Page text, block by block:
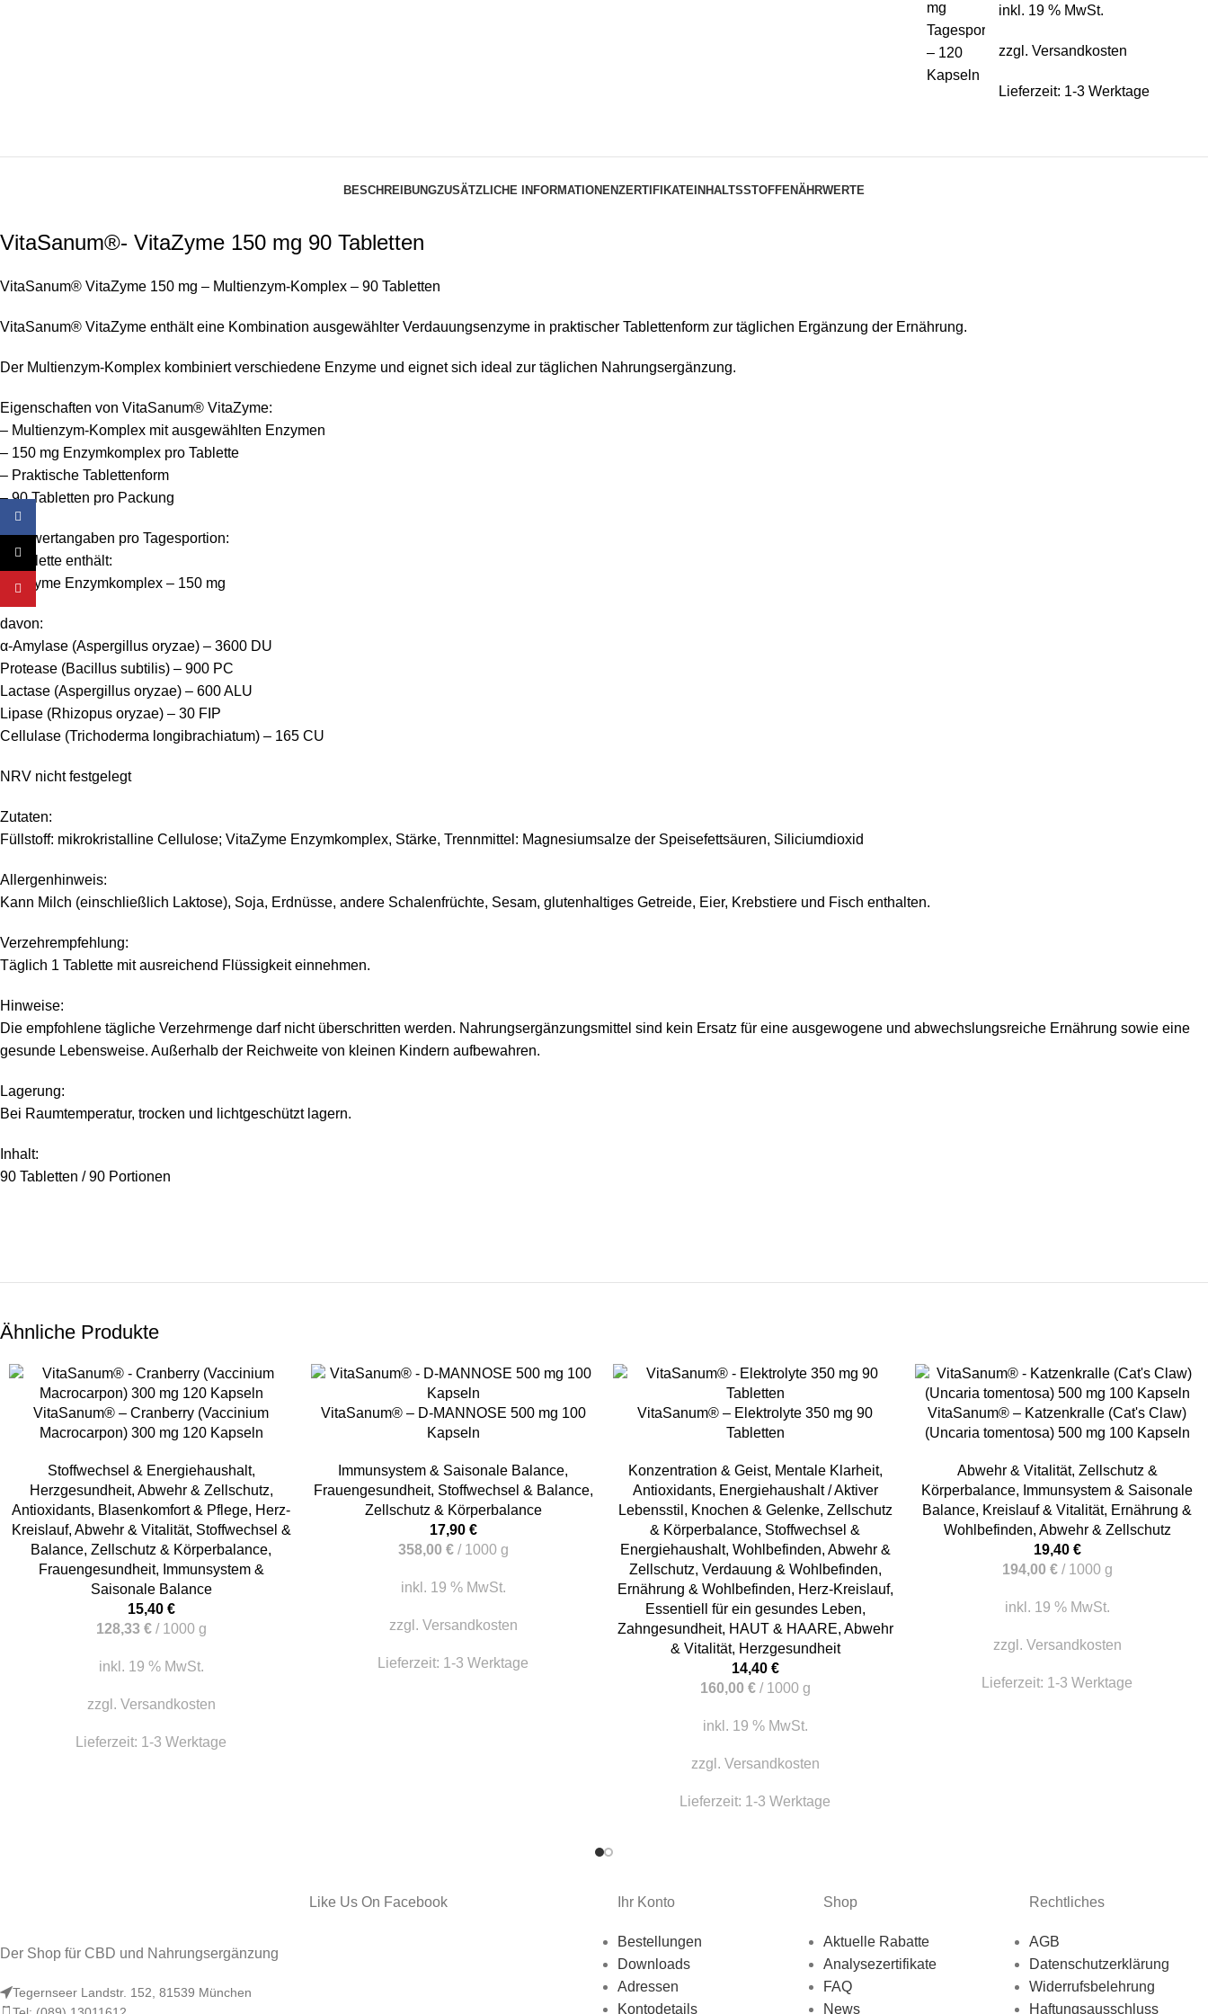
inkl. 19 % MwSt.
zzgl. Versandkosten
Lieferzeit: 1-3 Werktage
BESCHREIBUNGZUSÄTZLICHE INFORMATIONENZERTIFIKATE INHALTSSTOFFENÄHRWERTE
VitaSanum®- VitaZyme 150 mg 90 Tabletten
VitaSanum® VitaZyme 150 mg – Multienzym-Komplex – 90 Tabletten
VitaSanum® VitaZyme enthält eine Kombination ausgewählter Verdauungsenzyme in praktischer Tablettenform zur täglichen Ergänzung der Ernährung.
Der Multienzym-Komplex kombiniert verschiedene Enzyme und eignet sich ideal zur täglichen Nahrungsergänzung.
Eigenschaften von VitaSanum® VitaZyme:
– Multienzym-Komplex mit ausgewählten Enzymen
– 150 mg Enzymkomplex pro Tablette
– Praktische Tablettenform
– 90 Tabletten pro Packung
Nährwertangaben pro Tagesportion:
1 Tablette enthält:
VitaZyme Enzymkomplex – 150 mg
davon:
α-Amylase (Aspergillus oryzae) – 3600 DU
Protease (Bacillus subtilis) – 900 PC
Lactase (Aspergillus oryzae) – 600 ALU
Lipase (Rhizopus oryzae) – 30 FIP
Cellulase (Trichoderma longibrachiatum) – 165 CU
NRV nicht festgelegt
Zutaten:
Füllstoff: mikrokristalline Cellulose; VitaZyme Enzymkomplex, Stärke, Trennmittel: Magnesiumsalze der Speisefettsäuren, Siliciumdioxid
Allergenhinweis:
Kann Milch (einschließlich Laktose), Soja, Erdnüsse, andere Schalenfrüchte, Sesam, glutenhaltiges Getreide, Eier, Krebstiere und Fisch enthalten.
Verzehrempfehlung:
Täglich 1 Tablette mit ausreichend Flüssigkeit einnehmen.
Hinweise:
Die empfohlene tägliche Verzehrmenge darf nicht überschritten werden. Nahrungsergänzungsmittel sind kein Ersatz für eine ausgewogene und abwechslungsreiche Ernährung sowie eine
gesunde Lebensweise. Außerhalb der Reichweite von kleinen Kindern aufbewahren.
Lagerung:
Bei Raumtemperatur, trocken und lichtgeschützt lagern.
Inhalt:
90 Tabletten / 90 Portionen
Ähnliche Produkte
IN DEN WARENKORB
VitaSanum® – Cranberry (Vaccinium
Macrocarpon) 300 mg 120 Kapseln
Stoffwechsel & Energiehaushalt,
Herzgesundheit, Abwehr & Zellschutz,
Antioxidants, Blasenkomfort & Pflege, Herz-
Kreislauf, Abwehr & Vitalität, Stoffwechsel &
Balance, Zellschutz & Körperbalance,
Frauengesundheit, Immunsystem &
Saisonale Balance
15,40 €
128,33 €/ 1000 g
inkl. 19 % MwSt.
zzgl. Versandkosten
Lieferzeit: 1-3 Werktage
IN DEN WARENKORB
VitaSanum® – D-MANNOSE 500 mg 100
Kapseln
Immunsystem & Saisonale Balance,
Frauengesundheit, Stoffwechsel & Balance,
Zellschutz & Körperbalance
17,90 €
358,00 €/ 1000 g
inkl. 19 % MwSt.
zzgl. Versandkosten
Lieferzeit: 1-3 Werktage
IN DEN WARENKORB
VitaSanum® – Elektrolyte 350 mg 90
Tabletten
Konzentration & Geist, Mentale Klarheit,
Antioxidants, Energiehaushalt / Aktiver
Lebensstil , Knochen & Gelenke, Zellschutz
& Körperbalance, Stoffwechsel &
Energiehaushalt, Wohlbefinden, Abwehr &
Zellschutz, Verdauung & Wohlbefinden,
Ernährung & Wohlbefinden, Herz-Kreislauf,
Essentiell für ein gesundes Leben,
Zahngesundheit, HAUT & HAARE, Abwehr
& Vitalität, Herzgesundheit
14,40 €
160,00 €/ 1000 g
inkl. 19 % MwSt.
zzgl. Versandkosten
Lieferzeit: 1-3 Werktage
IN DEN WARENKORB
VitaSanum® – Katzenkralle (Cat's Claw)
(Uncaria tomentosa) 500 mg 100 Kapseln
Abwehr & Vitalität, Zellschutz &
Körperbalance, Immunsystem & Saisonale
Balance, Kreislauf & Vitalität, Ernährung &
Wohlbefinden, Abwehr & Zellschutz
19,40 €
194,00 €/ 1000 g
inkl. 19 % MwSt.
zzgl. Versandkosten
Lieferzeit: 1-3 Werktage
Der Shop für CBD und Nahrungsergänzung
Tegernseer Landstr. 152, 81539 München
Like Us On Facebook Ihr Konto
Bestellungen
Downloads
Adressen
Kontodetails
Shop
Aktuelle Rabatte
Analysezertifikate
FAQ
News
Rechtliches
AGB
Datenschutzerklärung
Widerrufsbelehrung
Haftungsausschluss
X
YouTube